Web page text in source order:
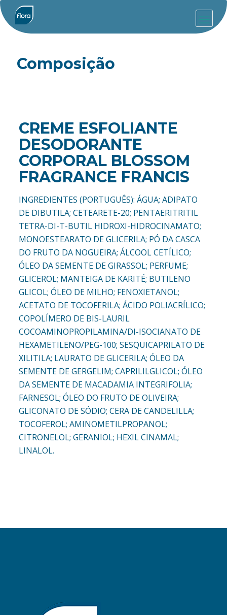
Composição
CREME ESFOLIANTE
DESODORANTE
CORPORAL BLOSSOM
FRAGRANCE FRANCIS
INGREDIENTES (PORTUGUÊS): ÁGUA; ADIPATO
DE DIBUTILA; CETEARETE-20; PENTAERITRITIL
TETRA-DI-T-BUTIL HIDROXI-HIDROCINAMATO;
MONOESTEARATO DE GLICERILA; PÓ DA CASCA
DO FRUTO DA NOGUEIRA; ÁLCOOL CETÍLICO;
ÓLEO DA SEMENTE DE GIRASSOL; PERFUME;
GLICEROL; MANTEIGA DE KARITÉ; BUTILENO
GLICOL; ÓLEO DE MILHO; FENOXIETANOL;
ACETATO DE TOCOFERILA; ÁCIDO POLIACRÍLICO;
COPOLÍMERO DE BIS-LAURIL
COCOAMINOPROPILAMINA/DI-ISOCIANATO DE
HEXAMETILENO/PEG-100; SESQUICAPRILATO DE
XILITILA; LAURATO DE GLICERILA; ÓLEO DA
SEMENTE DE GERGELIM; CAPRILILGLICOL; ÓLEO
DA SEMENTE DE MACADAMIA INTEGRIFOLIA;
FARNESOL; ÓLEO DO FRUTO DE OLIVEIRA;
GLICONATO DE SÓDIO; CERA DE CANDELILLA;
TOCOFEROL; AMINOMETILPROPANOL;
CITRONELOL; GERANIOL; HEXIL CINAMAL;
LINALOL.